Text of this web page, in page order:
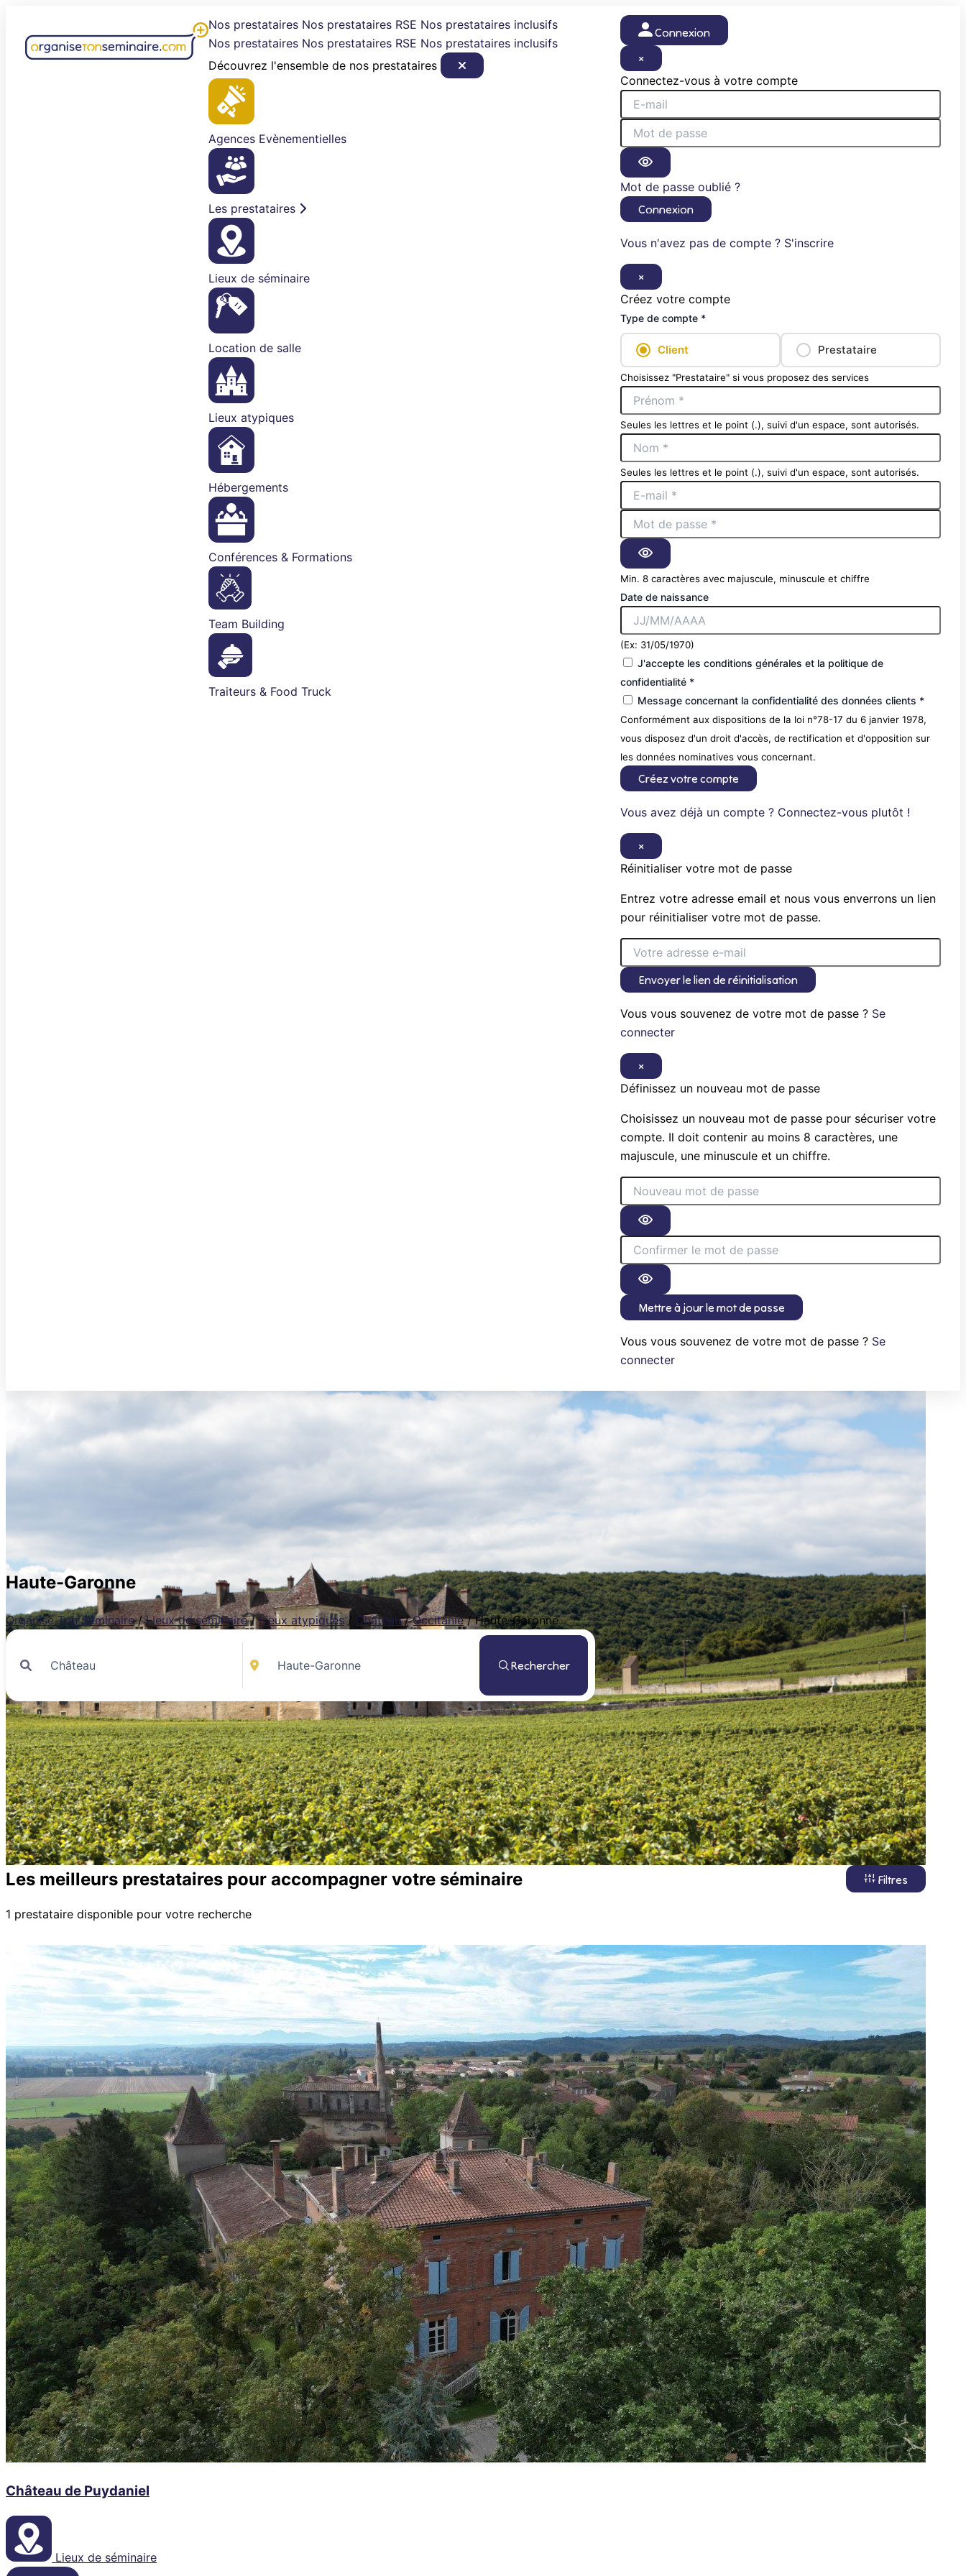
contenu
Nos prestataires Nos prestataires RSE Nos prestataires inclusifs
Nos prestataires Nos prestataires RSE Nos prestataires inclusifs
Découvrez l'ensemble de nos prestataires
Agences Evènementielles
Les prestataires
Lieux de séminaire
Location de salle
Lieux atypiques
Hébergements
Conférences & Formations
Team Building
Traiteurs & Food Truck
Connexion
×
Connectez-vous à votre compte
Mot de passe oublié ?
Connexion
Vous n'avez pas de compte ? S'inscrire
×
Créez votre compte
Type de compte *
Client Prestataire
Choisissez "Prestataire" si vous proposez des services
Seules les lettres et le point (.), suivi d'un espace, sont autorisés.
Seules les lettres et le point (.), suivi d'un espace, sont autorisés.
Min. 8 caractères avec majuscule, minuscule et chiffre
Date de naissance
(Ex: 31/05/1970)
J'accepte les conditions générales et la politique de
confidentialité *
Message concernant la confidentialité des données clients *
Conformément aux dispositions de la loi n°78-17 du 6 janvier 1978,
vous disposez d'un droit d'accès, de rectification et d'opposition sur
les données nominatives vous concernant.
Créez votre compte
Vous avez déjà un compte ? Connectez-vous plutôt !
×
Réinitialiser votre mot de passe
Entrez votre adresse email et nous vous enverrons un lien
pour réinitialiser votre mot de passe.
Envoyer le lien de réinitialisation
Vous vous souvenez de votre mot de passe ? Se
connecter
×
Définissez un nouveau mot de passe
Choisissez un nouveau mot de passe pour sécuriser votre
compte. Il doit contenir au moins 8 caractères, une
majuscule, une minuscule et un chiffre.
Mettre à jour le mot de passe
Vous vous souvenez de votre mot de passe ? Se
connecter
Haute-Garonne
Organise Ton Séminaire / Lieux de séminaire / Lieux atypiques / Château / Occitanie / Haute-Garonne
Rechercher
Les meilleurs prestataires pour accompagner votre séminaire Filtres
1 prestataire disponible pour votre recherche
Château de Puydaniel
Lieux de séminaire